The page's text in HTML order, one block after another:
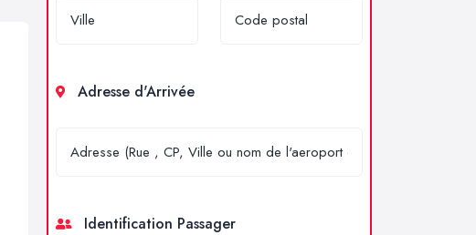
Adresse d'Arrivée
Identification Passager